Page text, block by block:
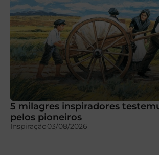
5 milagres inspiradores
pelos pioneiros
Inspiração03/08/2026